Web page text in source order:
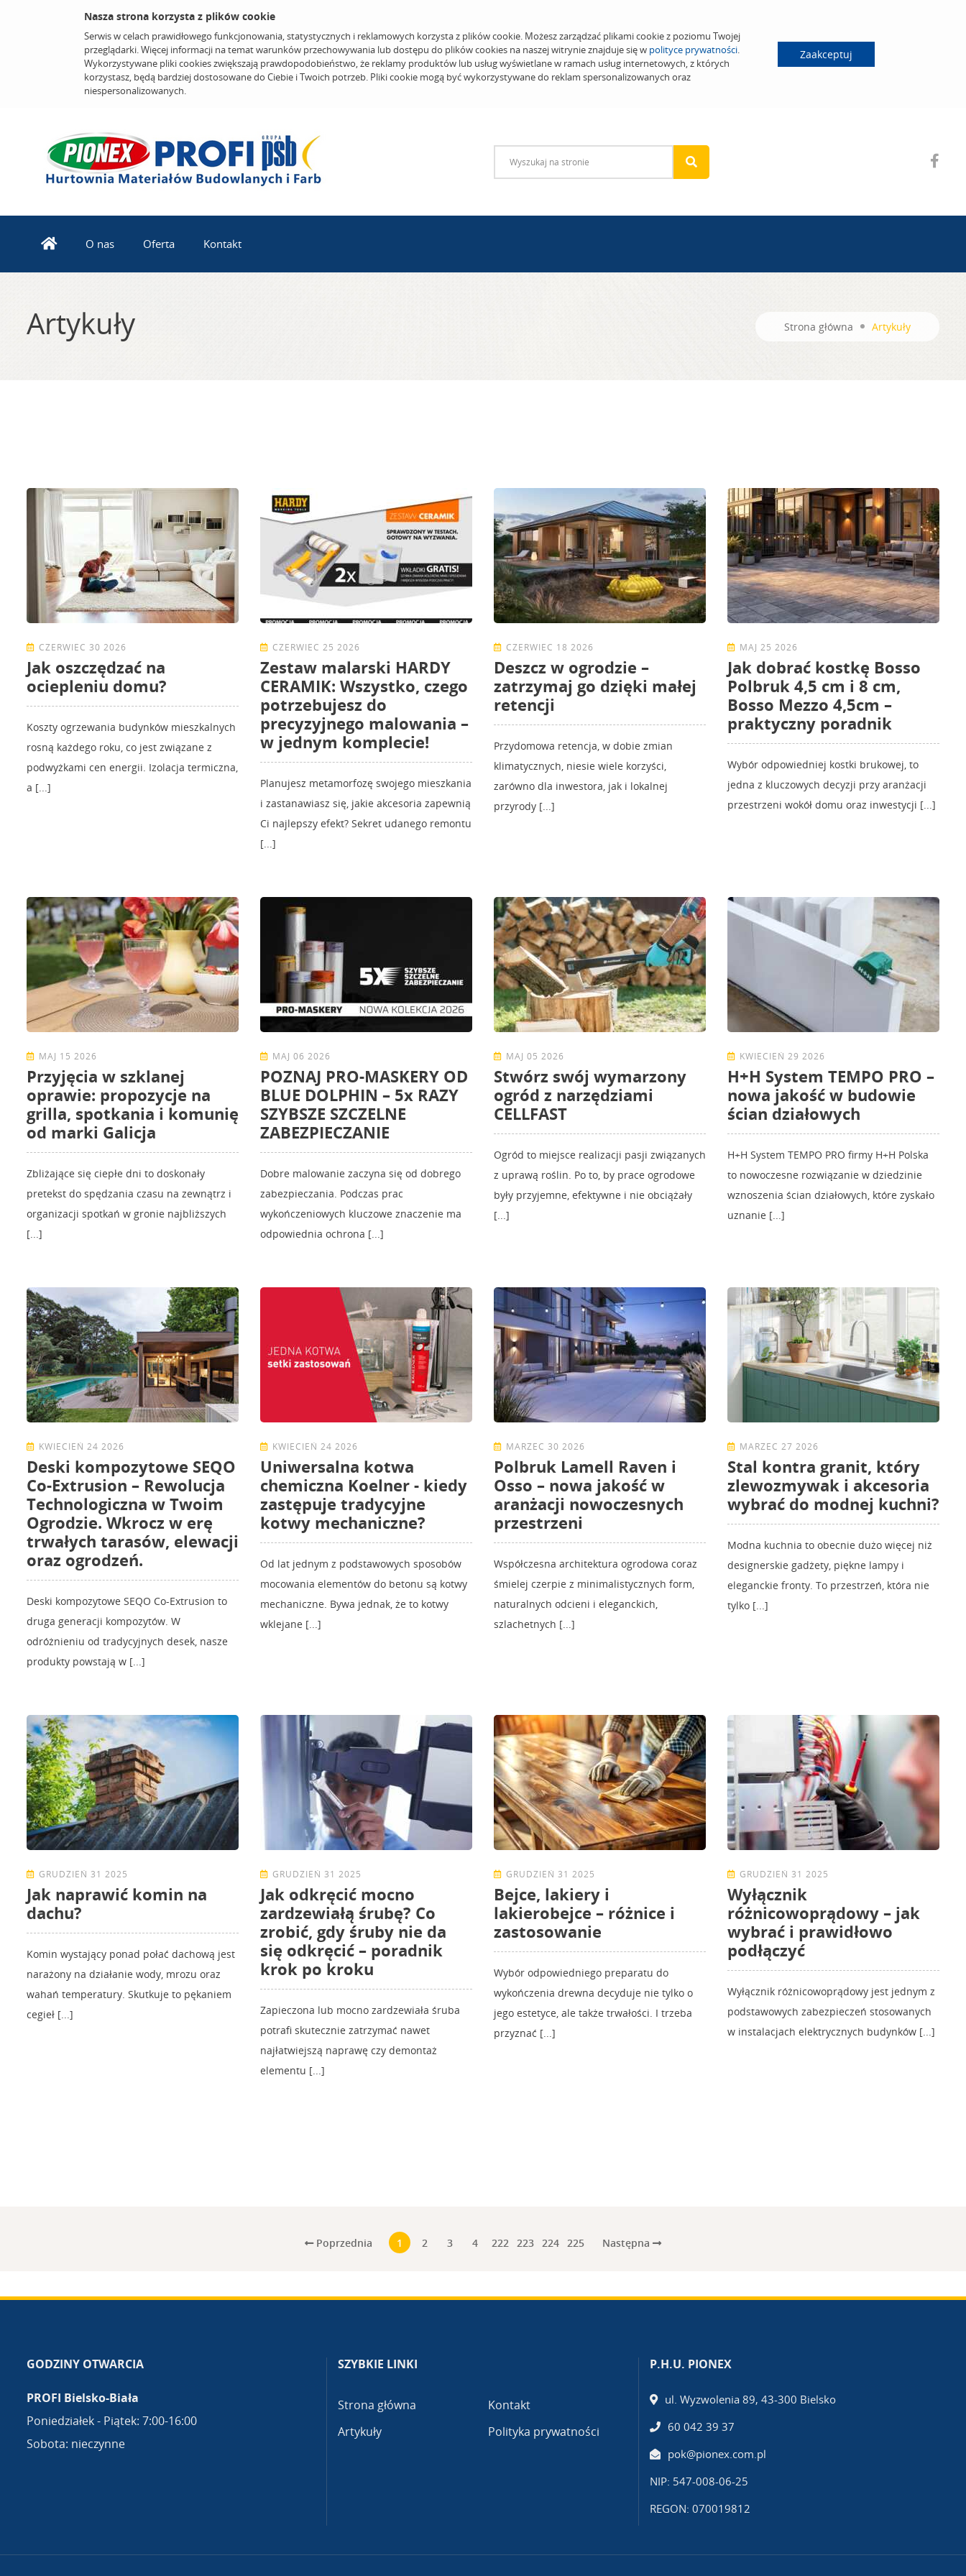
Nasza strona korzysta z plików cookie
Serwis w celach prawidłowego funkcjonowania, statystycznych i reklamowych korzysta z plików cookie. Możesz zarządzać plikami cookie z poziomu Twojej
przeglądarki. Więcej informacji na temat warunków przechowywania lub dostępu do plików cookies na naszej witrynie znajduje się w polityce prywatności.
Wykorzystywane pliki cookies zwiększają prawdopodobieństwo, że reklamy produktów lub usług wyświetlane w ramach usług internetowych, z których
korzystasz, będą bardziej dostosowane do Ciebie i Twoich potrzeb. Pliki cookie mogą być wykorzystywane do reklam spersonalizowanych oraz
niespersonalizowanych.
Zaakceptuj
O nas Oferta Kontakt
Artykuły Strona główna Artykuły
CZERWIEC 30 2026
Jak oszczędzać na
ociepleniu domu?
Koszty ogrzewania budynków mieszkalnych
rosną każdego roku, co jest związane z
podwyżkami cen energii. Izolacja termiczna,
a [...]
CZERWIEC 25 2026
Zestaw malarski HARDY
CERAMIK: Wszystko, czego
potrzebujesz do
precyzyjnego malowania –
w jednym komplecie!
Planujesz metamorfozę swojego mieszkania
i zastanawiasz się, jakie akcesoria zapewnią
Ci najlepszy efekt? Sekret udanego remontu
[...]
CZERWIEC 18 2026
Deszcz w ogrodzie –
zatrzymaj go dzięki małej
retencji
Przydomowa retencja, w dobie zmian
klimatycznych, niesie wiele korzyści,
zarówno dla inwestora, jak i lokalnej
przyrody [...]
MAJ 25 2026
Jak dobrać kostkę Bosso
Polbruk 4,5 cm i 8 cm,
Bosso Mezzo 4,5cm –
praktyczny poradnik
Wybór odpowiedniej kostki brukowej, to
jedna z kluczowych decyzji przy aranżacji
przestrzeni wokół domu oraz inwestycji [...]
MAJ 15 2026
Przyjęcia w szklanej
oprawie: propozycje na
grilla, spotkania i komunię
od marki Galicja
Zbliżające się ciepłe dni to doskonały
pretekst do spędzania czasu na zewnątrz i
organizacji spotkań w gronie najbliższych
[...]
MAJ 06 2026
POZNAJ PRO-MASKERY OD
BLUE DOLPHIN – 5x RAZY
SZYBSZE SZCZELNE
ZABEZPIECZANIE
Dobre malowanie zaczyna się od dobrego
zabezpieczania. Podczas prac
wykończeniowych kluczowe znaczenie ma
odpowiednia ochrona [...]
MAJ 05 2026
Stwórz swój wymarzony
ogród z narzędziami
CELLFAST
Ogród to miejsce realizacji pasji związanych
z uprawą roślin. Po to, by prace ogrodowe
były przyjemne, efektywne i nie obciążały
[...]
KWIECIEŃ 29 2026
H+H System TEMPO PRO –
nowa jakość w budowie
ścian działowych
H+H System TEMPO PRO firmy H+H Polska
to nowoczesne rozwiązanie w dziedzinie
wznoszenia ścian działowych, które zyskało
uznanie [...]
KWIECIEŃ 24 2026
Deski kompozytowe SEQO
Co-Extrusion – Rewolucja
Technologiczna w Twoim
Ogrodzie. Wkrocz w erę
trwałych tarasów, elewacji
oraz ogrodzeń.
Deski kompozytowe SEQO Co-Extrusion to
druga generacji kompozytów. W
odróżnieniu od tradycyjnych desek, nasze
produkty powstają w [...]
KWIECIEŃ 24 2026
Uniwersalna kotwa
chemiczna Koelner - kiedy
zastępuje tradycyjne
kotwy mechaniczne?
Od lat jednym z podstawowych sposobów
mocowania elementów do betonu są kotwy
mechaniczne. Bywa jednak, że to kotwy
wklejane [...]
MARZEC 30 2026
Polbruk Lamell Raven i
Osso – nowa jakość w
aranżacji nowoczesnych
przestrzeni
Współczesna architektura ogrodowa coraz
śmielej czerpie z minimalistycznych form,
naturalnych odcieni i eleganckich,
szlachetnych [...]
MARZEC 27 2026
Stal kontra granit, który
zlewozmywak i akcesoria
wybrać do modnej kuchni?
Modna kuchnia to obecnie dużo więcej niż
designerskie gadżety, piękne lampy i
eleganckie fronty. To przestrzeń, która nie
tylko [...]
GRUDZIEŃ 31 2025
Jak naprawić komin na
dachu?
Komin wystający ponad połać dachową jest
narażony na działanie wody, mrozu oraz
wahań temperatury. Skutkuje to pękaniem
cegieł [...]
GRUDZIEŃ 31 2025
Jak odkręcić mocno
zardzewiałą śrubę? Co
zrobić, gdy śruby nie da
się odkręcić – poradnik
krok po kroku
Zapieczona lub mocno zardzewiała śruba
potrafi skutecznie zatrzymać nawet
najłatwiejszą naprawę czy demontaż
elementu [...]
GRUDZIEŃ 31 2025
Bejce, lakiery i
lakierobejce – różnice i
zastosowanie
Wybór odpowiedniego preparatu do
wykończenia drewna decyduje nie tylko o
jego estetyce, ale także trwałości. I trzeba
przyznać [...]
GRUDZIEŃ 31 2025
Wyłącznik
różnicowoprądowy – jak
wybrać i prawidłowo
podłączyć
Wyłącznik różnicowoprądowy jest jednym z
podstawowych zabezpieczeń stosowanych
w instalacjach elektrycznych budynków [...]
Poprzednia 1 2 3 4 222 223 224 225 Następna
GODZINY OTWARCIA
PROFI Bielsko-Biała
Poniedziałek - Piątek: 7:00-16:00
Sobota: nieczynne
SZYBKIE LINKI
Strona główna
Artykuły
Kontakt
Polityka prywatności
P.H.U. PIONEX
ul. Wyzwolenia 89, 43-300 Bielsko
60 042 39 37
pok@pionex.com.pl
NIP: 547-008-06-25
REGON: 070019812